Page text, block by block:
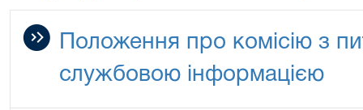
Положення про комісію з
службовою інформацією